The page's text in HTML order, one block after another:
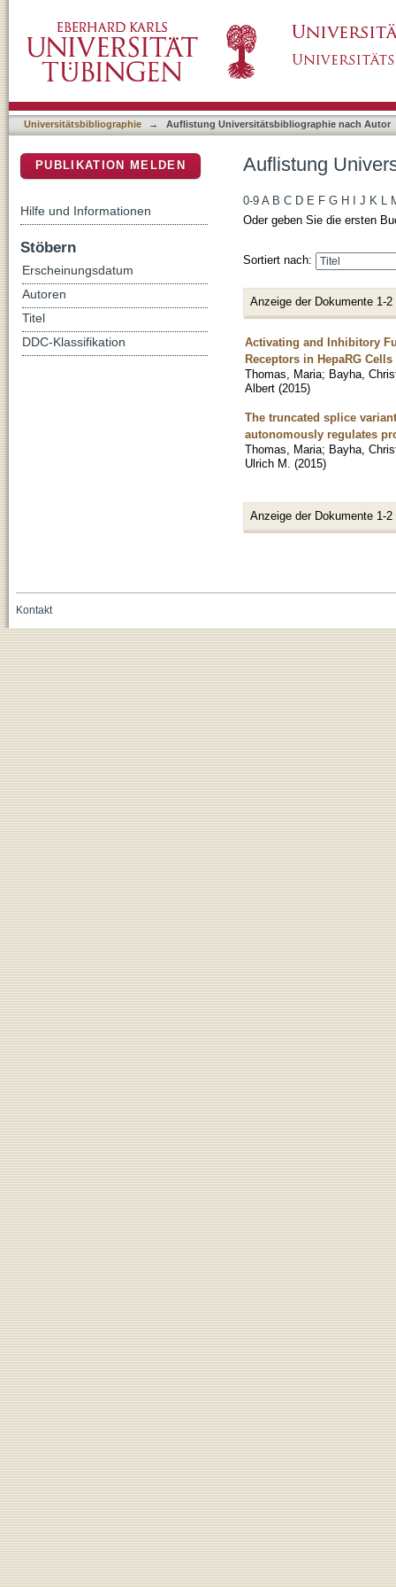
Universitätsbibliographie → Auflistung Universitätsbibliographie nach Autor
Auflistung
0-9 A B C D E F G H J K L
Oder geben Sie die ersten
Sortiert nach:
Anzeige der Dokumente 1-2
Activating and Inhibitory
Receptors in HepaRG Cells
Thomas, Maria; Bayha,
Albert (2015)
The truncated splice
autonomously regulates
Thomas, Maria; Bayha,
Ulrich M. (2015)
Anzeige der Dokumente 1-2
PUBLIKATION MELDEN
Hilfe und Informationen
Stöbern
Erscheinungsdatum
Autoren
Titel
DDC-Klassifikation
Kontakt